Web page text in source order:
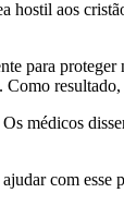
hostil aos
para
médicos
com esse